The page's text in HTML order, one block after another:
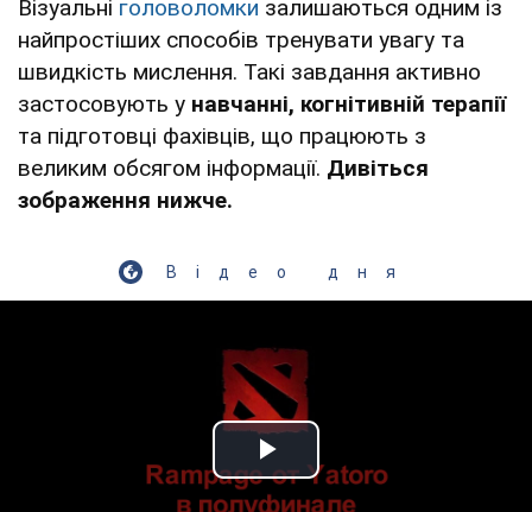
Візуальні головоломки залишаються одним із
найпростіших способів тренувати увагу та
швидкість мислення. Такі завдання активно
застосовують у навчанні, когнітивній терапії
та підготовці фахівців, що працюють з
великим обсягом інформації. Дивіться
зображення нижче.
Відео дня
Play Video